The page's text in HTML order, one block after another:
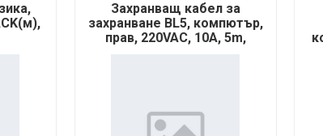
Захранващ кабел за
захранване BL5, компютър,
прав, 220VAC, 10A, 5m,